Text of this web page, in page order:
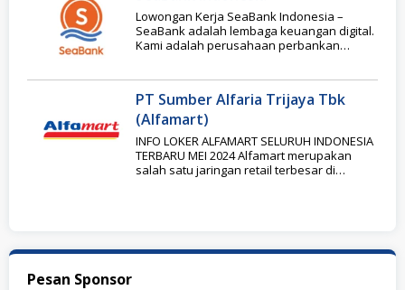
Lowongan Kerja SeaBank Indonesia –
SeaBank adalah lembaga keuangan digital.
Kami adalah perusahaan perbankan
PT Sumber Alfaria Trijaya Tbk
(Alfamart)
INFO LOKER ALFAMART SELURUH INDONESIA
TERBARU MEI 2024 Alfamart merupakan
salah satu jaringan retail terbesar di
Pesan Sponsor